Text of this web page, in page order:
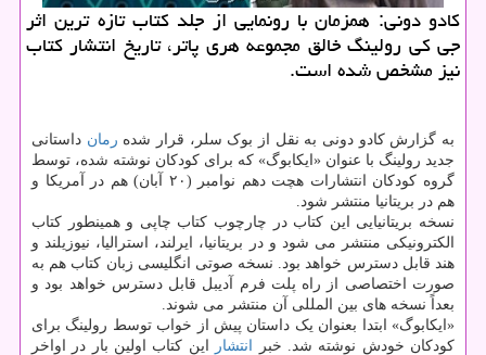
كادو دونی: همزمان با رونمایی از جلد كتاب تازه ترین اثر
جی كی رولینگ خالق مجموعه هری پاتر، تاریخ انتشار كتاب
نیز مشخص شده است.
به گزارش کادو دونی به نقل از بوک سلر، قرار شده رمان داستانی
جدید رولینگ با عنوان «ایکابوگ» که برای کودکان نوشته شده، توسط
گروه کودکان انتشارات هچت دهم نوامبر (۲۰ آبان) هم در آمریکا و
هم در بریتانیا منتشر شود.
نسخه بریتانیایی این کتاب در چارچوب کتاب چاپی و همینطور کتاب
الکترونیکی منتشر می شود و در بریتانیا، ایرلند، استرالیا، نیوزیلند و
هند قابل دسترس خواهد بود. نسخه صوتی انگلیسی زبان کتاب هم به
صورت اختصاصی از راه پلت فرم آدیبل قابل دسترس خواهد بود و
بعداً نسخه های بین المللی آن منتشر می شوند.
«ایکابوگ» ابتدا بعنوان یک داستان پیش از خواب توسط رولینگ برای
کودکان خودش نوشته شد. خبر
انتشار
این کتاب اولین بار در اواخر